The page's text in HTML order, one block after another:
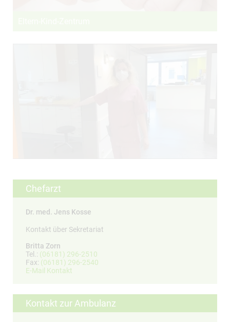
Chefarzt
Dr. med. Jens Kosse
Kontakt über Sekretariat
Britta Zorn
Tel.: (06181) 296-2510
Fax: (06181) 296-2540
E-Mail Kontakt
Kontakt zur Ambulanz